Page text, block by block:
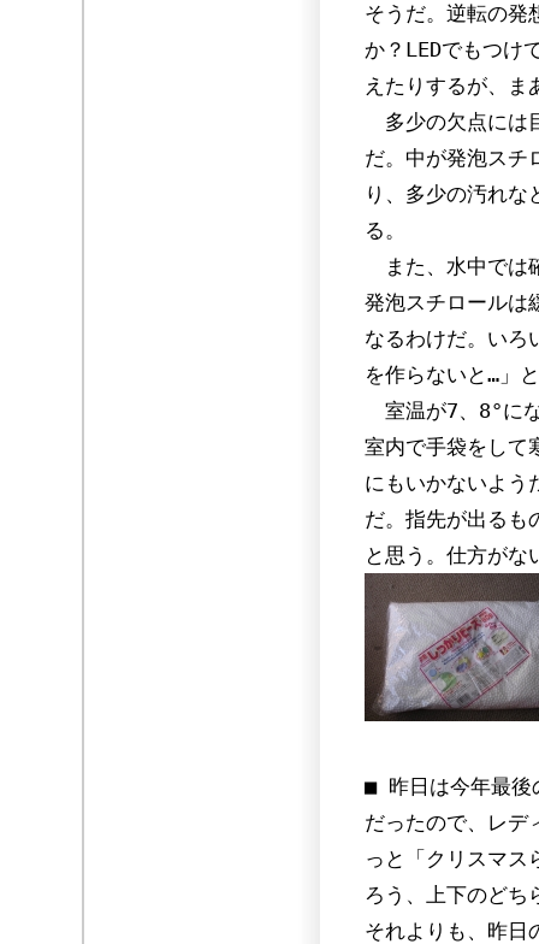
そうだ。逆転の発
か？LEDでもつけ
えたりするが、ま
多少の欠点には
だ。中が発泡スチ
り、多少の汚れな
る。
また、水中では
発泡スチロールは
なるわけだ。いろ
を作らないと…」
室温が7、8°に
室内で手袋をして
にもいかないよう
だ。指先が出るも
と思う。仕方がな
■ 昨日は今年最後
だったので、レデ
っと「クリスマス
ろう、上下のどち
それよりも、昨日